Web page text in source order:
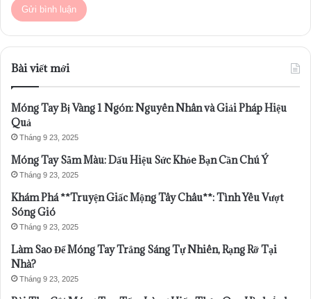
Bài viết mới
Móng Tay Bị Vàng 1 Ngón: Nguyên Nhân và Giải Pháp Hiệu
Quả
Tháng 9 23, 2025
Móng Tay Sẫm Màu: Dấu Hiệu Sức Khỏe Bạn Cần Chú Ý
Tháng 9 23, 2025
Khám Phá **Truyện Giấc Mộng Tây Châu**: Tình Yêu Vượt
Sóng Gió
Tháng 9 23, 2025
Làm Sao Để Móng Tay Trắng Sáng Tự Nhiên, Rạng Rỡ Tại
Nhà?
Tháng 9 23, 2025